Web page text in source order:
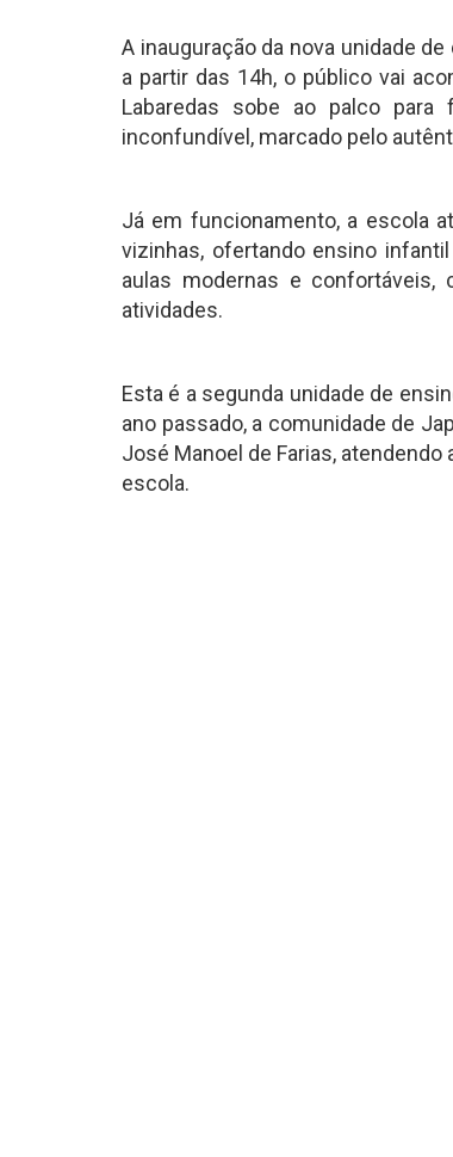
A inauguração da nova unidade
a partir das 14h, o público vai
Labaredas sobe ao palco
inconfundível, marcado pelo
Já em funcionamento, a escola
vizinhas, ofertando ensino
aulas modernas e confortáveis,
atividades.
Esta é a segunda unidade de
ano passado, a comunidade de
José Manoel de Farias,
escola.